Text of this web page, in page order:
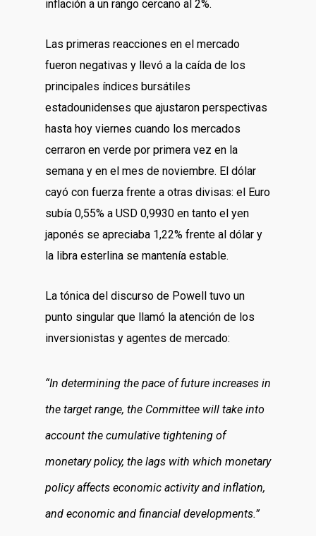
inflación a un rango cercano al 2%.
Las primeras reacciones en el mercado
fueron negativas y llevó a la caída de los
principales índices bursátiles
estadounidenses que ajustaron perspectivas
hasta hoy viernes cuando los mercados
cerraron en verde por primera vez en la
semana y en el mes de noviembre. El dólar
cayó con fuerza frente a otras divisas: el Euro
subía 0,55% a USD 0,9930 en tanto el yen
japonés se apreciaba 1,22% frente al dólar y
la libra esterlina se mantenía estable.
La tónica del discurso de Powell tuvo un
punto singular que llamó la atención de los
inversionistas y agentes de mercado:
“In determining the pace of future increases in
the target range, the Committee will take into
account the cumulative tightening of
monetary policy, the lags with which monetary
policy affects economic activity and inflation,
and economic and financial developments.”